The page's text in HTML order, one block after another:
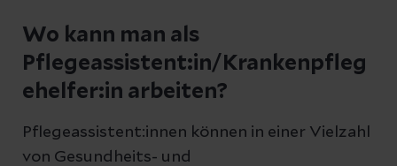
Wo kann man als
Pflegeassistent:in/Krankenpfleg
ehelfer:in arbeiten?
Pflegeassistent:innen können in einer Vielzahl
von Gesundheits- und